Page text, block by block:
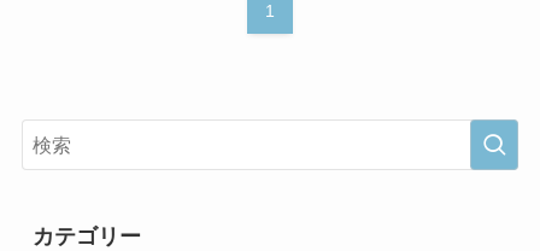
1
カテゴリー